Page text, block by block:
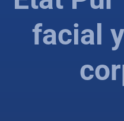
facial